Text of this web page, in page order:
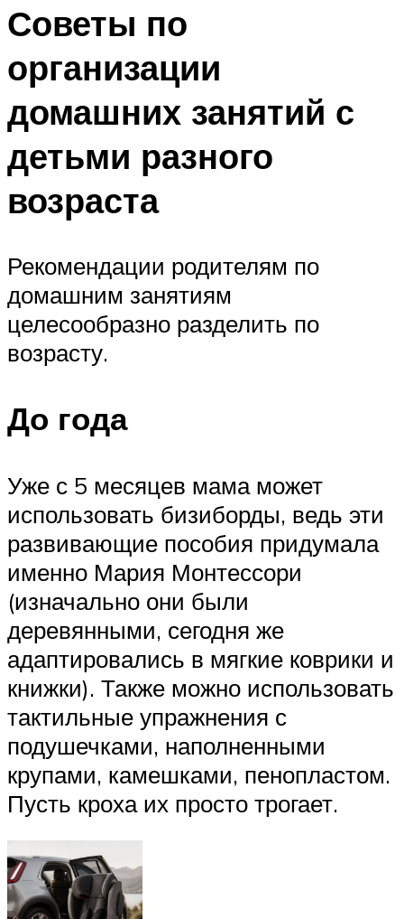
Советы по
организации
домашних занятий с
детьми разного
возраста
Рекомендации родителям по
домашним занятиям
целесообразно разделить по
возрасту.
До года
Уже с 5 месяцев мама может
использовать бизиборды, ведь эти
развивающие пособия придумала
именно Мария Монтессори
(изначально они были
деревянными, сегодня же
адаптировались в мягкие коврики и
книжки). Также можно использовать
тактильные упражнения с
подушечками, наполненными
крупами, камешками, пенопластом.
Пусть кроха их просто трогает.